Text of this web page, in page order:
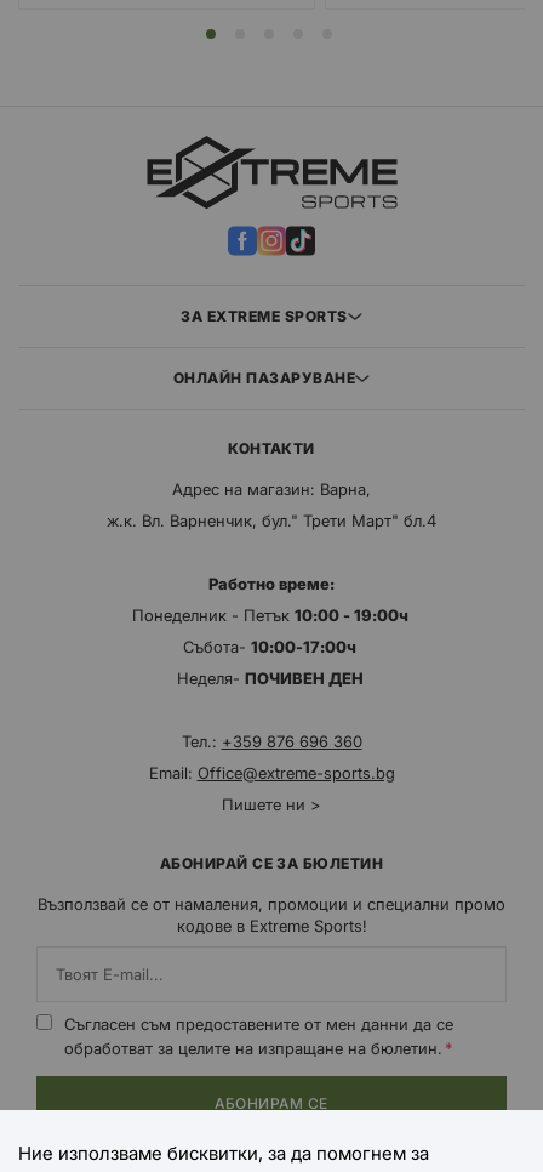
ЗА EXTREME SPORTS
ОНЛАЙН ПАЗАРУВАНЕ
КОНТАКТИ
Адрес на магазин: Варна,
ж.к. Вл. Варненчик, бул." Трети Март" бл.4
Работно време:
Понеделник - Петък 10:00 - 19:00ч
Събота- 10:00-17:00ч
Неделя- ПОЧИВЕН ДЕН
Тел.: +359 876 696 360
Email: Office@extreme-sports.bg
Пишете ни >
АБОНИРАЙ СЕ ЗА БЮЛЕТИН
Възползвай се от намаления, промоции и специални промо
кодове в Extreme Sports!
Съгласен съм предоставените от мен данни да се
обработват за целите на изпращане на бюлетин.
АБОНИРАМ СЕ
Ние използваме бисквитки, за да помогнем за